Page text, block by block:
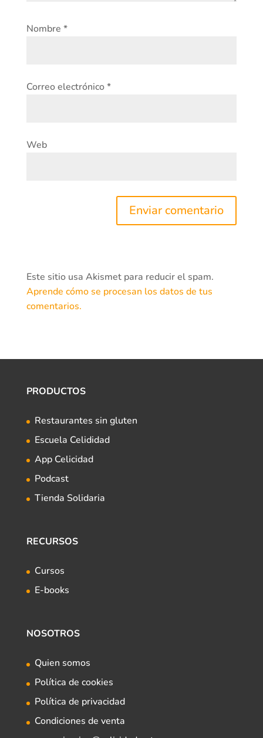
Nombre *
Correo electrónico*
Web
Este sitio usa Akismet para reducir el spam.
Aprende cómo se procesan los datos de tus
comentarios.
PRODUCTOS
Restaurantes sin gluten
Escuela Celididad
App Celicidad
Podcast
Tienda Solidaria
RECURSOS
Cursos
E-books
NOSOTROS
Quien somos
Política de cookies
Política de privacidad
Condiciones de venta